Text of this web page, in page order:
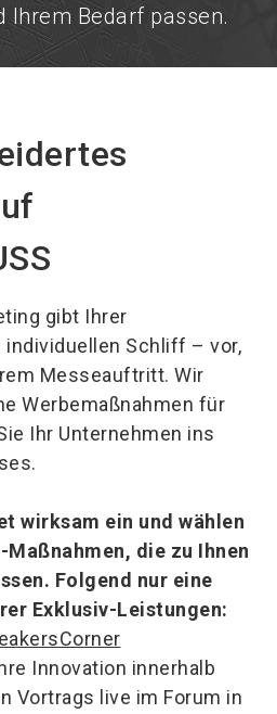
Ihrem Bedarf passen.
gibt Ihrer
individuellen Schliff – vor,
Messeauftritt. Wir
Werbemaßnahmen für
Ihr Unternehmen ins
wirksam ein und wählen
die zu Ihnen
Folgend nur eine
Exklusiv-Leistungen:
Innovation innerhalb
Vortrags live im Forum in